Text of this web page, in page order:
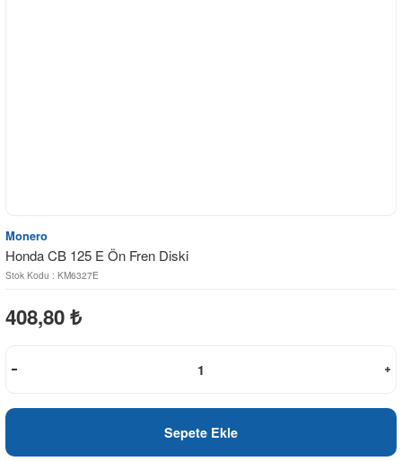
Monero
Honda CB 125 E Ön Fren Diski
Stok Kodu : KM6327E
408,80 ₺
Sepete Ekle